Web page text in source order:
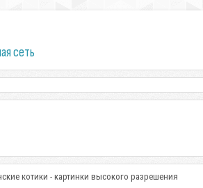
сеть
котики - картинки высокого разрешения